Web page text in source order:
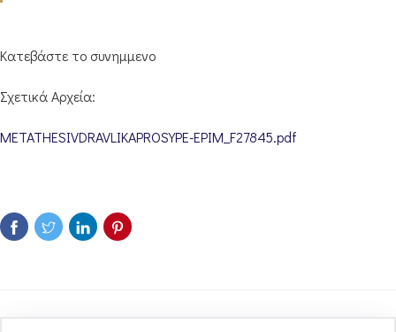
Κατεβάστε το συνημμενο
Σχετικά Αρχεία:
METATHESIVDRAVLIKAPROSYPE-EPIM_F27845.pdf